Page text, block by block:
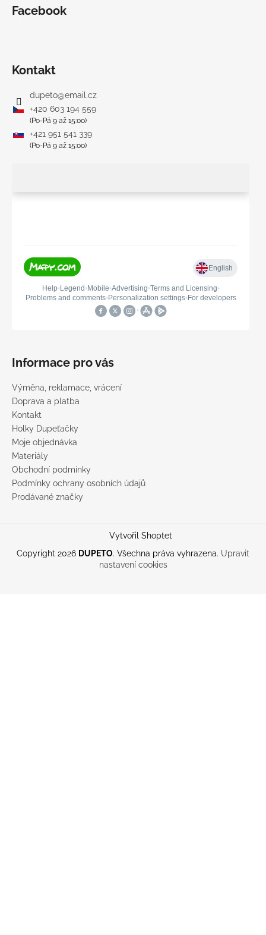
Facebook
Kontakt
dupeto@email.cz
+420 603 194 559
(Po-Pá 9 až 15:00)
+421 951 541 339
(Po-Pá 9 až 15:00)
Informace pro vás
Výměna, reklamace, vrácení
Doprava a platba
Kontakt
Holky Dupeťačky
Moje objednávka
Materiály
Obchodní podmínky
Podmínky ochrany osobních údajů
Prodávané značky
Vytvořil Shoptet
Copyright 2026 DUPETO. Všechna práva vyhrazena. Upravit
nastavení cookies